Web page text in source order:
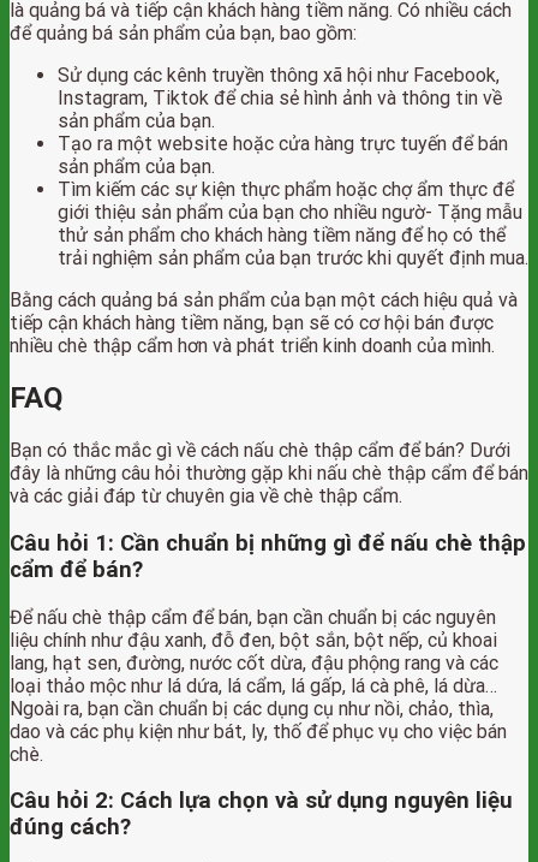
là quảng bá và tiếp cận khách hàng tiềm năng. Có nhiều cách
để quảng bá sản phẩm của bạn, bao gồm:
Sử dụng các kênh truyền thông xã hội như Facebook,
Instagram, Tiktok để chia sẻ hình ảnh và thông tin về
sản phẩm của bạn.
Tạo ra một website hoặc cửa hàng trực tuyến để bán
sản phẩm của bạn.
Tìm kiếm các sự kiện thực phẩm hoặc chợ ẩm thực để
giới thiệu sản phẩm của bạn cho nhiều ngườ- Tặng mẫu
thử sản phẩm cho khách hàng tiềm năng để họ có thể
trải nghiệm sản phẩm của bạn trước khi quyết định mua.
Bằng cách quảng bá sản phẩm của bạn một cách hiệu quả và
tiếp cận khách hàng tiềm năng, bạn sẽ có cơ hội bán được
nhiều chè thập cẩm hơn và phát triển kinh doanh của mình.
FAQ
Bạn có thắc mắc gì về cách nấu chè thập cẩm để bán? Dưới
đây là những câu hỏi thường gặp khi nấu chè thập cẩm để bán
và các giải đáp từ chuyên gia về chè thập cẩm.
Câu hỏi 1: Cần chuẩn bị những gì để nấu chè thập
cẩm để bán?
Để nấu chè thập cẩm để bán, bạn cần chuẩn bị các nguyên
liệu chính như đậu xanh, đỗ đen, bột sắn, bột nếp, củ khoai
lang, hạt sen, đường, nước cốt dừa, đậu phộng rang và các
loại thảo mộc như lá dứa, lá cẩm, lá gấp, lá cà phê, lá dừa…
Ngoài ra, bạn cần chuẩn bị các dụng cụ như nồi, chảo, thìa,
dao và các phụ kiện như bát, ly, thố để phục vụ cho việc bán
chè.
Câu hỏi 2: Cách lựa chọn và sử dụng nguyên liệu
đúng cách?